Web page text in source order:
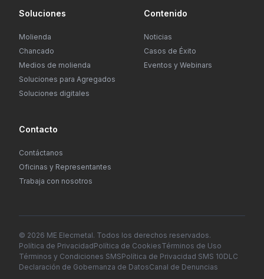
Soluciones
Molienda
Chancado
Medios de molienda
Soluciones para Agregados
Soluciones digitales
Contenido
Noticias
Casos de Éxito
Eventos y Webinars
Contacto
Contáctanos
Oficinas y Representantes
Trabaja con nosotros
© 2026 ME Elecmetal. Todos los derechos reservados.
Política de PrivacidadPolítica de CookiesTérminos de Uso
Términos y Condiciones SMSPolítica de Privacidad SMS 10DLC
Declaración de Gobernanza de DatosCanal de Denuncias